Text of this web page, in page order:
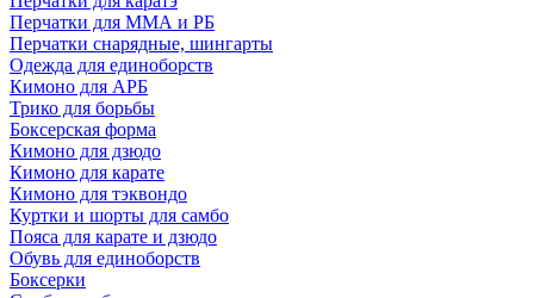
Перчатки для ММА и РБ
Перчатки снарядные, шингарты
Одежда для единоборств
Кимоно для АРБ
Трико для борьбы
Боксерская форма
Кимоно для дзюдо
Кимоно для карате
Кимоно для тэквондо
Куртки и шорты для самбо
Пояса для карате и дзюдо
Обувь для единоборств
Боксерки